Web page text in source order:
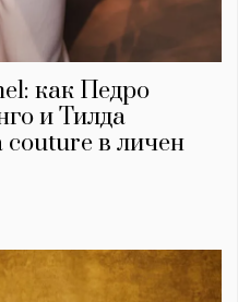
как Педро
и Тилда
в личен